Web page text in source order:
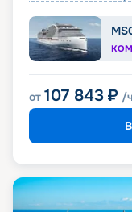
от 107 843 ₽ /